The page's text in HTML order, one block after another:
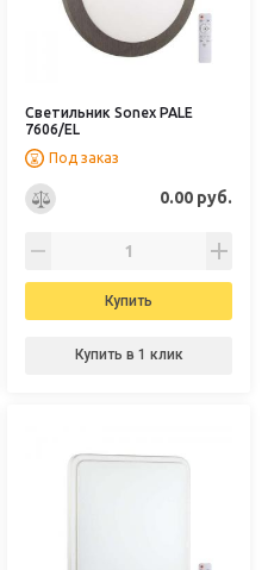
Светильник Sonex PALE
7606/EL
Под заказ
0.00 руб.
Купить
Купить в 1 клик